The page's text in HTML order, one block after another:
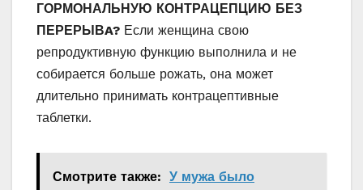
ГОРМОНАЛЬНУЮ КОНТРАЦЕПЦИЮ БЕЗ
ПЕРЕРЫВA? Если женщина свою
репродуктивную функцию выполнила и не
собирается больше рожать, она может
длительно принимать контрацептивные
таблетки.
Смотрите также: У мужа было